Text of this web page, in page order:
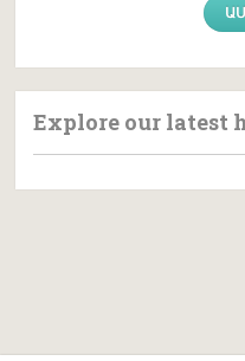
Explore our latest